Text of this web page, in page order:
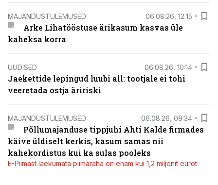
MAJANDUSTULEMUSED 06.08.26, 12:15
Arke Lihatööstuse ärikasum kasvas üle
kaheksa korra
UUDISED 06.08.26, 10:14
Jaekettide lepingud luubi all: tootjale ei tohi
veeretada ostja äririski
MAJANDUSTULEMUSED 06.08.26, 09:34
Põllumajanduse tippjuhi Ahti Kalde firmades
käive üldiselt kerkis, kasum samas nii
kahekordistus kui ka sulas pooleks
E-Piimast laekumata piimaraha on enam kui 1,2 miljonit eurot